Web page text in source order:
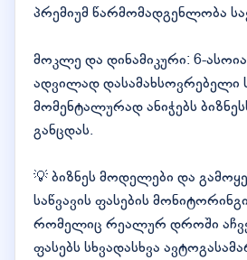
პრემიუმ წარმომადგენლობა
მოკლე და დინამიკური: 6-
ადვილად
მომენტალურად ანიჭებს
განცდას.
💡 ბიზნეს მოდელები და
საწვავის ფასების
რომელიც რეალურ დროში
ფასებს სხვადასხვა